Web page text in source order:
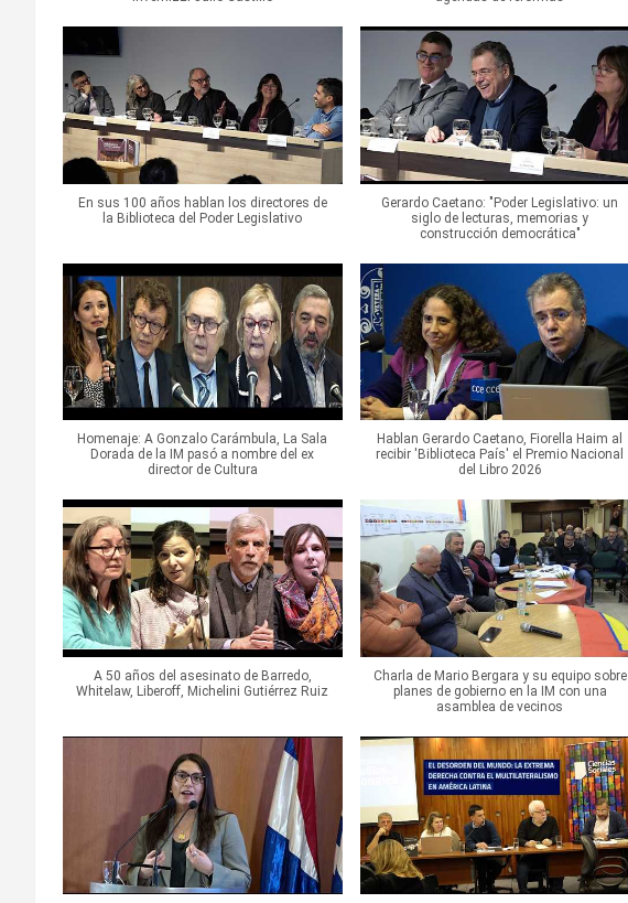
En sus 100 años hablan los directores de
la Biblioteca del Poder Legislativo
Gerardo Caetano: "Poder Legislativo: un
siglo de lecturas, memorias y
construcción democrática"
Homenaje: A Gonzalo Carámbula, La Sala
Dorada de la IM pasó a nombre del ex
director de Cultura
Hablan Gerardo Caetano, Fiorella Haim al
recibir 'Biblioteca País' el Premio Nacional
del Libro 2026
A 50 años del asesinato de Barredo,
Whitelaw, Liberoff, Michelini Gutiérrez Ruiz
Charla de Mario Bergara y su equipo sobre
planes de gobierno en la IM con una
asamblea de vecinos